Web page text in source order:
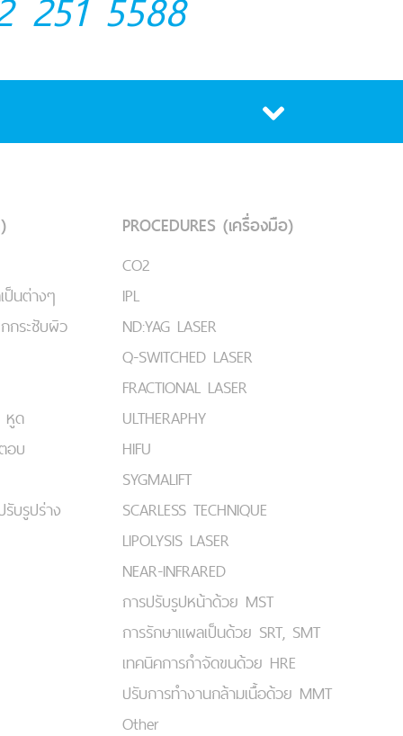
นต่างๆ
ระชับผิว
หูด
อบ
บรูปร่าง
PROCEDURES (เครื่องมือ)
CO2
IPL
ND:YAG LASER
Q-SWITCHED LASER
FRACTIONAL LASER
ULTHERAPHY
HIFU
SYGMALIFT
SCARLESS TECHNIQUE
LIPOLYSIS LASER
NEAR-INFRARED
การปรับรูปหน้าด้วย MST
การรักษาแผลเป็นด้วย SRT, SMT
เทคนิคการกำจัดขนด้วย HRE
ปรับการทำงานกล้ามเนื้อด้วย MMT
Other